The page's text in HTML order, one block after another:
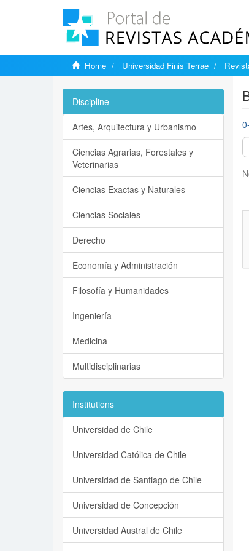
Home Universidad Finis Terrae
Discipline
Artes, Arquitectura y Urbanismo
Ciencias Agrarias, Forestales y
Veterinarias
Ciencias Exactas y Naturales
Ciencias Sociales
Derecho
Economía y Administración
Filosofía y Humanidades
Ingeniería
Medicina
Multidisciplinarias
Institutions
Universidad de Chile
Universidad Católica de Chile
Universidad de Santiago de Chile
Universidad de Concepción
Universidad Austral de Chile